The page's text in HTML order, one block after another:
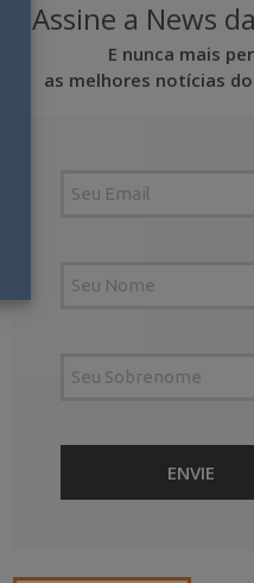
Assine a News
E nunca mais
as melhores notícias